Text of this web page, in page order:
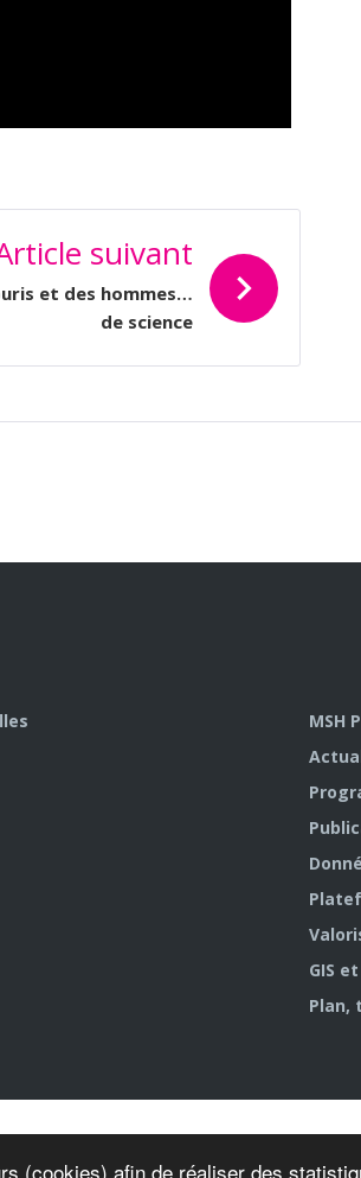
(cookies) afin de réaliser des
suivant
et des hommes…
de science
MSH
GIS
Plan,